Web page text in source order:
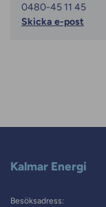
0480-45 11 45
Skicka e-post
Kalmar Energi
Besöksadress: